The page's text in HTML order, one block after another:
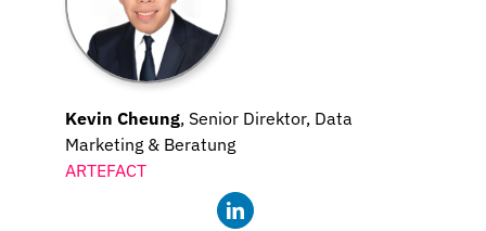
Kevin Cheung, Senior Direktor, Data
Marketing & Beratung
ARTEFACT